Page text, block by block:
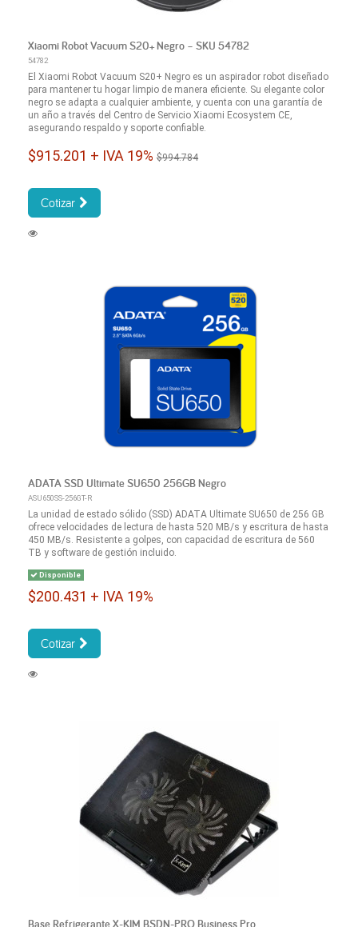
Xiaomi Robot Vacuum S20+ Negro – SKU 54782
54782
El Xiaomi Robot Vacuum S20+ Negro es un aspirador robot diseñado
para mantener tu hogar limpio de manera eficiente. Su elegante color
negro se adapta a cualquier ambiente, y cuenta con una garantía de
un año a través del Centro de Servicio Xiaomi Ecosystem CE,
asegurando respaldo y soporte confiable.
$915.201 + IVA 19%$994.784
Cotizar
ADATA SSD Ultimate SU650 256GB Negro
ASU650SS-256GT-R
La unidad de estado sólido (SSD) ADATA Ultimate SU650 de 256 GB
ofrece velocidades de lectura de hasta 520 MB/s y escritura de hasta
450 MB/s. Resistente a golpes, con capacidad de escritura de 560
TB y software de gestión incluido.
Disponible
$200.431 + IVA 19%
Cotizar
Base Refrigerante X-KIM BSDN-PRO Business Pro